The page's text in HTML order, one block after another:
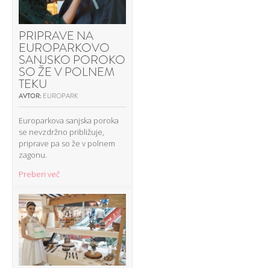
PRIPRAVE NA
EUROPARKOVO
SANJSKO POROKO
SO ŽE V POLNEM
TEKU
AVTOR: EUROPARK
Europarkova sanjska poroka
se nevzdržno približuje,
priprave pa so že v polnem
zagonu.
Preberi več